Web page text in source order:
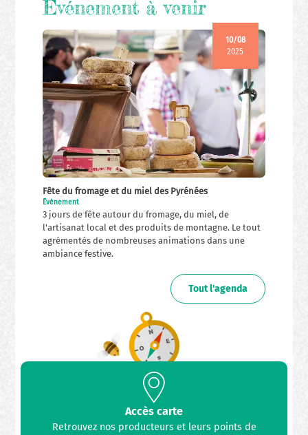
Événement à venir
10/08
2025
Fête du fromage et du miel des Pyrénées
Évènement
3 jours de fête autour du fromage, du miel, de
l'artisanat local et des produits de montagne. Le tout
agrémentés de nombreuses animations dans une
ambiance festive.
Tout l'agenda
Accès carte
Retrouvez nos producteurs et leurs points de